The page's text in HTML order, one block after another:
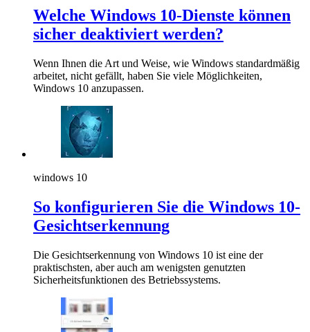
Welche Windows 10-Dienste können
sicher deaktiviert werden?
Wenn Ihnen die Art und Weise, wie Windows standardmäßig
arbeitet, nicht gefällt, haben Sie viele Möglichkeiten,
Windows 10 anzupassen.
windows 10
So konfigurieren Sie die Windows 10-
Gesichtserkennung
Die Gesichtserkennung von Windows 10 ist eine der
praktischsten, aber auch am wenigsten genutzten
Sicherheitsfunktionen des Betriebssystems.